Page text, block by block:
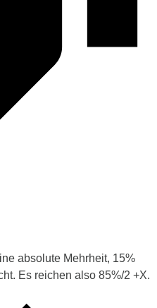
absolute Mehrheit, 15%
Es reichen also 85%/2 +X.